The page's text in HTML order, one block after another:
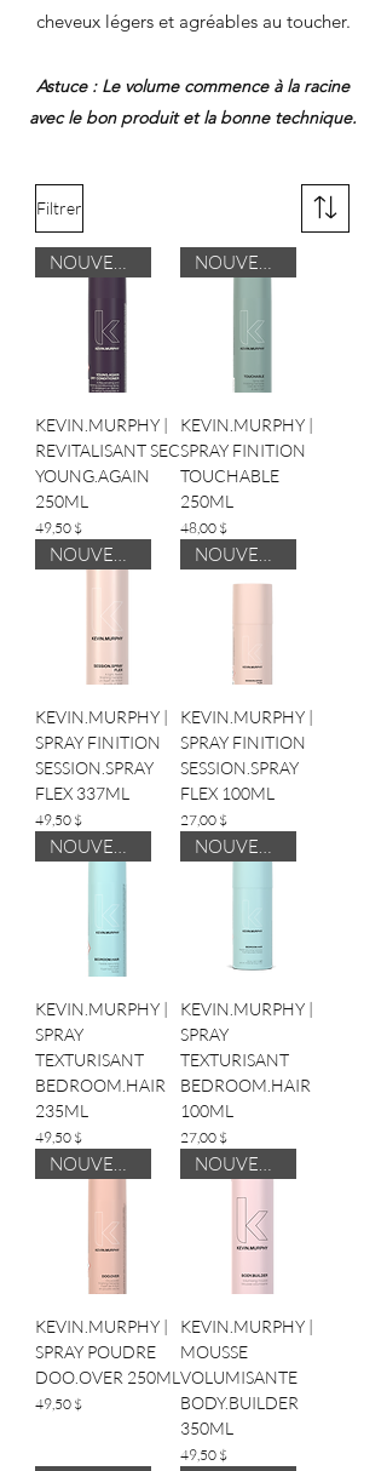
cheveux légers et agréables au toucher.
Astuce : Le volume commence à la racine
avec le bon produit et la bonne technique.
Filtrer
KEVIN.MURPHY |
REVITALISANT SEC
YOUNG.AGAIN
250ML
Prix
49,50 $
KEVIN.MURPHY |
SPRAY FINITION
TOUCHABLE
250ML
Prix
48,00 $
KEVIN.MURPHY |
SPRAY FINITION
SESSION.SPRAY
FLEX 337ML
Prix
49,50 $
KEVIN.MURPHY |
SPRAY FINITION
SESSION.SPRAY
FLEX 100ML
Prix
27,00 $
KEVIN.MURPHY |
SPRAY
TEXTURISANT
BEDROOM.HAIR
235ML
Prix
49,50 $
KEVIN.MURPHY |
SPRAY
TEXTURISANT
BEDROOM.HAIR
100ML
Prix
27,00 $
KEVIN.MURPHY |
SPRAY POUDRE
DOO.OVER 250ML
Prix
49,50 $
KEVIN.MURPHY |
MOUSSE
VOLUMISANTE
BODY.BUILDER
350ML
Prix
49,50 $